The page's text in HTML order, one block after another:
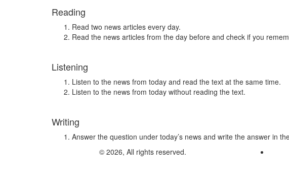
Reading
Read two news articles every day.
Read the news articles from the day before and check if you
Listening
Listen to the news from today and read the text at the same time.
Listen to the news from today without reading the text.
Writing
Answer the question under today’s news and write the answer in
© 2026, All rights reserved.